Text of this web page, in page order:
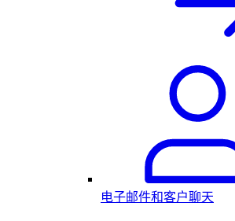
电子邮件和客户聊天